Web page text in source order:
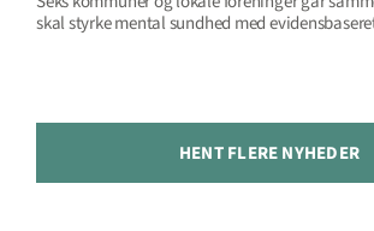
skal styrke mental sundhed med
HENT FLERE NYHEDER